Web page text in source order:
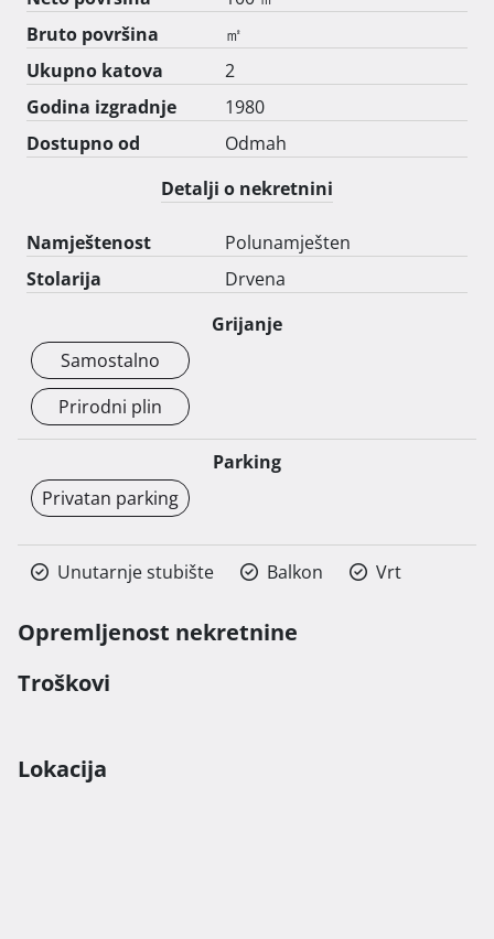
Bruto površina
㎡
Ukupno katova
2
Godina izgradnje
1980
Dostupno od
Odmah
Detalji o nekretnini
Namještenost
Polunamješten
Stolarija
Drvena
Grijanje
Samostalno
Prirodni plin
Parking
Privatan parking
Unutarnje stubište Balkon Vrt
Opremljenost nekretnine
Troškovi
Lokacija